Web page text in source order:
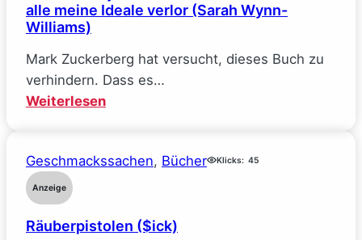
Kennedy)
alle meine Ideale verlor (Sarah Wynn-
Williams)
Mark Zuckerberg hat versucht, dieses Buch zu
verhindern. Dass es…
Weiterlesen:
bei
wie
Geschmackssachen, Bücher Klicks: 45
Anzeige
Räuberpistolen ($ick)